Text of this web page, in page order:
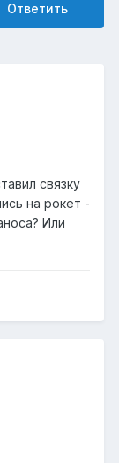
Ответить
связку
на рокет -
Или